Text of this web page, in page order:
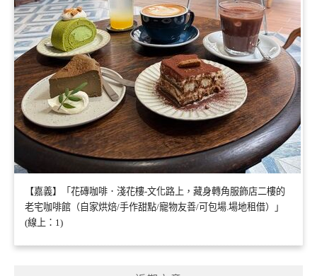
【嘉義】「花磚咖啡．淺花樓-文化路上，藏身轉角服飾店二樓的
老宅咖啡館（自家烘焙/手作甜點/寵物友善/可包場.場地租借）」
(線上：1)